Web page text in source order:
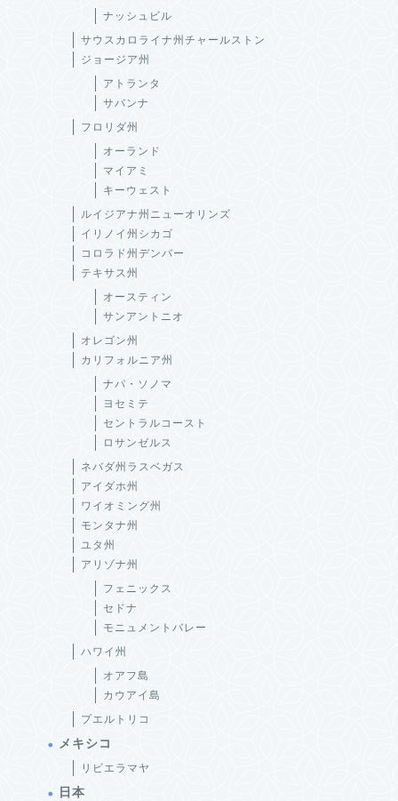
ナッシュビル
サウスカロライナ州チャールストン
ジョージア州
アトランタ
サバンナ
フロリダ州
オーランド
マイアミ
キーウェスト
ルイジアナ州ニューオリンズ
イリノイ州シカゴ
コロラド州デンバー
テキサス州
オースティン
サンアントニオ
オレゴン州
カリフォルニア州
ナパ・ソノマ
ヨセミテ
セントラルコースト
ロサンゼルス
ネバダ州ラスベガス
アイダホ州
ワイオミング州
モンタナ州
ユタ州
アリゾナ州
フェニックス
セドナ
モニュメントバレー
ハワイ州
オアフ島
カウアイ島
プエルトリコ
メキシコ
リビエラマヤ
日本